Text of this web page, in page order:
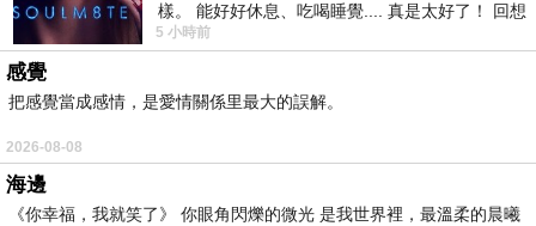
活動小組指定信箱
（newyearvideo@taiwanlottery.com.tw），就有
資格參加活動。台彩表示，活動初選將以臉書按
將於3月6日至3月17日，開放民眾針對初選入選
的50支影片投票，最後將統計得票數評選出23個
樣。 能好好休息、吃喝睡覺.... 真是太好了！ 回想
起來，以前根本就很難有這
5 小時前
感覺
把感覺當成感情，是愛情關係里最大的誤解。
2026-08-08
海邊
《你幸福，我就笑了》 你眼角閃爍的微光 是我世界裡，最溫柔的晨曦